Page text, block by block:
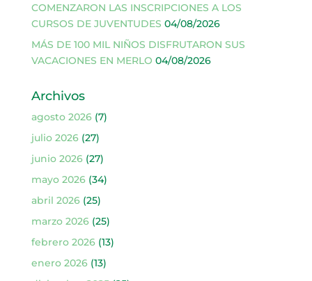
COMENZARON LAS INSCRIPCIONES A LOS
CURSOS DE JUVENTUDES 04/08/2026
MÁS DE 100 MIL NIÑOS DISFRUTARON SUS
VACACIONES EN MERLO 04/08/2026
Archivos
agosto 2026(7)
julio 2026(27)
junio 2026(27)
mayo 2026(34)
abril 2026(25)
marzo 2026(25)
febrero 2026(13)
enero 2026(13)